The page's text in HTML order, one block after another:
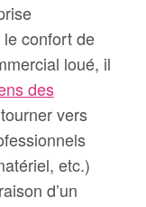
le confort de
loué, il
des
vers
etc.)
d’un